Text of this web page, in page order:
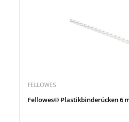
FELLOWES
Fellowes® Plastikbinderücken 6